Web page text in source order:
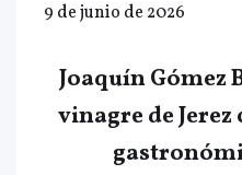
9 de junio de 2026
Joaquín Gómez
vinagre de